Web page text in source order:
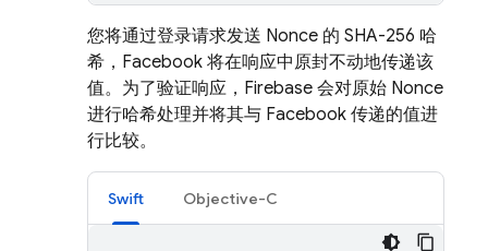
您将通过登录请求发送 Nonce 的 SHA-256 哈
希，Facebook 将在响应中原封不动地传递该
值。为了验证响应，Firebase 会对原始 Nonce
进行哈希处理并将其与 Facebook 传递的值进
行比较。
Swift Objective-C